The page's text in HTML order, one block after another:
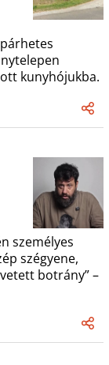
kunyhójukba.
személyes
szégyene,
botrány” –